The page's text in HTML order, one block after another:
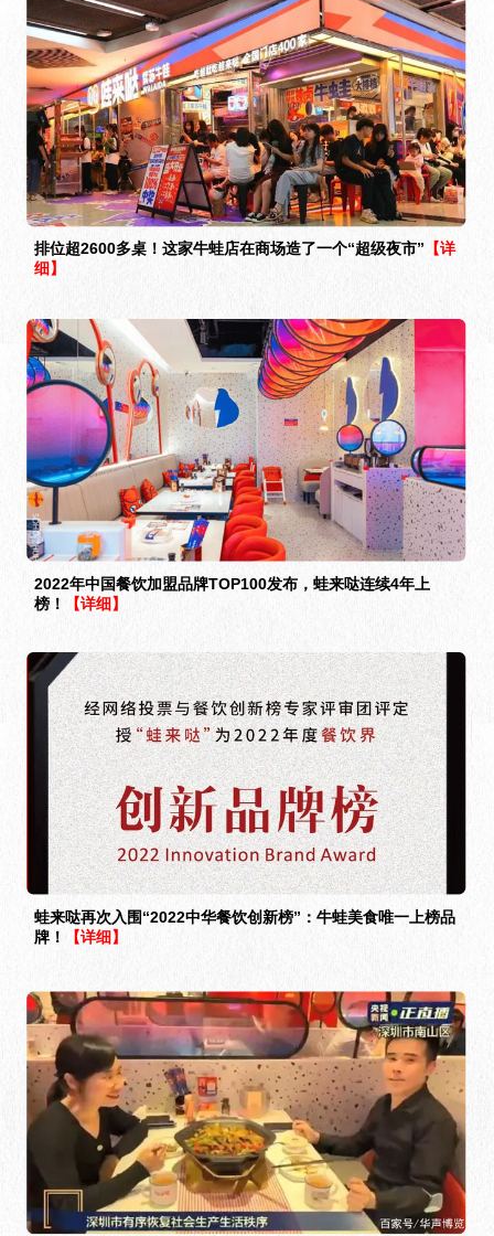
排位超2600多桌！这家牛蛙店在商场造了一个“超级夜市” 【详
细】
2022年中国餐饮加盟品牌TOP100发布，蛙来哒连续4年上
榜！
【详细】
蛙来哒再次入围“2022中华餐饮创新榜”：牛蛙美食唯一上榜品
牌！
【详细】